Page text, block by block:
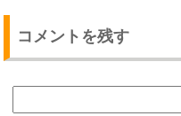
コメントを残す